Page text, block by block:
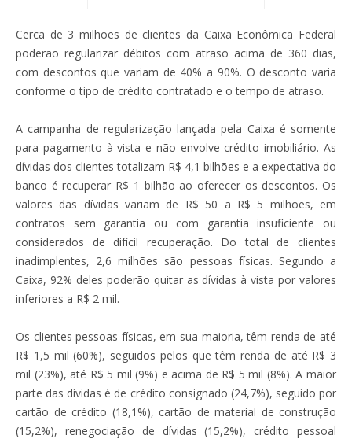
Cerca de 3 milhões de clientes da Caixa Econômica Federal
poderão regularizar débitos com atraso acima de 360 dias,
com descontos que variam de 40% a 90%. O desconto varia
conforme o tipo de crédito contratado e o tempo de atraso.
A campanha de regularização lançada pela Caixa é somente
para pagamento à vista e não envolve crédito imobiliário. As
dívidas dos clientes totalizam R$ 4,1 bilhões e a expectativa do
banco é recuperar R$ 1 bilhão ao oferecer os descontos. Os
valores das dívidas variam de R$ 50 a R$ 5 milhões, em
contratos sem garantia ou com garantia insuficiente ou
considerados de difícil recuperação. Do total de clientes
inadimplentes, 2,6 milhões são pessoas físicas. Segundo a
Caixa, 92% deles poderão quitar as dívidas à vista por valores
inferiores a R$ 2 mil.
Os clientes pessoas físicas, em sua maioria, têm renda de até
R$ 1,5 mil (60%), seguidos pelos que têm renda de até R$ 3
mil (23%), até R$ 5 mil (9%) e acima de R$ 5 mil (8%). A maior
parte das dívidas é de crédito consignado (24,7%), seguido por
cartão de crédito (18,1%), cartão de material de construção
(15,2%), renegociação de dívidas (15,2%), crédito pessoal